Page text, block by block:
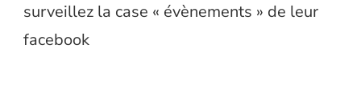
surveillez la case « évènements » de leur
facebook